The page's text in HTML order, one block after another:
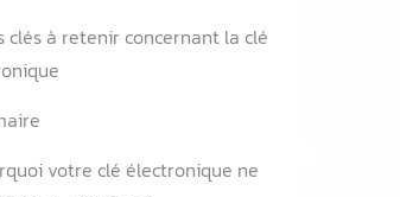
Points clés à retenir concernant la clé
électronique